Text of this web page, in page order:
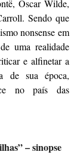
Oscar Wilde,
Sendo que
nonsense em
uma realidade
e alfinetar a
de sua época,
no país das
– sinopse